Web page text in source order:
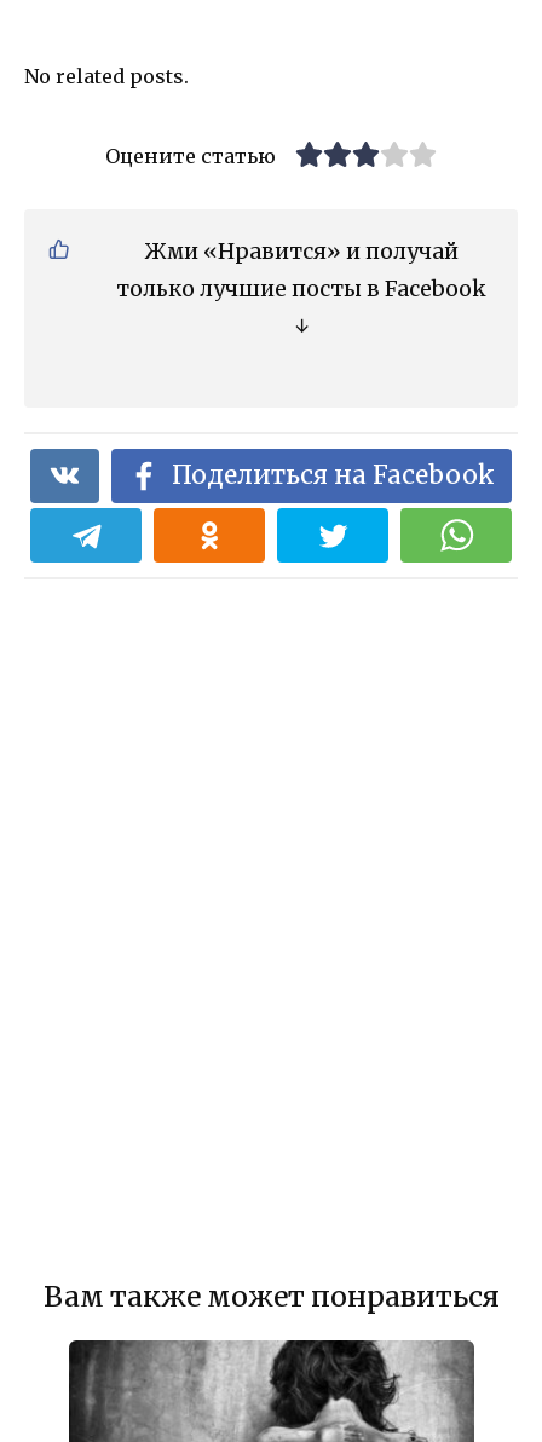
No related posts.
Оцените статью
Жми «Нравится» и получай
только лучшие посты в Facebook
↓
Поделиться на Facebook
Вам также может понравиться